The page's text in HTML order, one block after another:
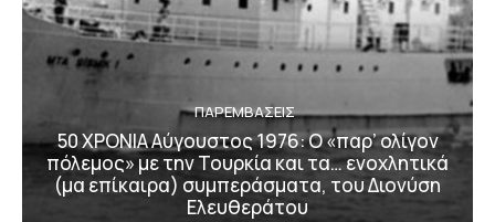
ΠΑΡΕΜΒΑΣΕΙΣ
50 ΧΡΟΝΙΑ Αύγουστος 1976: Ο «παρ’ ολίγον
πόλεμος» με την Τουρκία και τα… ενοχλητικά
(μα επίκαιρα) συμπεράσματα, του Διονύση
Ελευθεράτου